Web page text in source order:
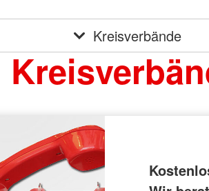
Kreisverbände